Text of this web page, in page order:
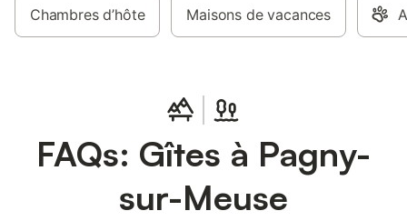
Chambres d’hôte Maisons de vacances
FAQs: Gîtes à Pagny-
sur-Meuse